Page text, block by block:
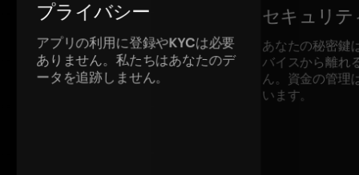
プライバシー
アプリの利用に登録やKYCは必要
ありません。私たちはあなたのデ
ータを追跡しません。
セキュリテ
あなたの秘密鍵
バイスから離れ
ん。資金の管理
います。